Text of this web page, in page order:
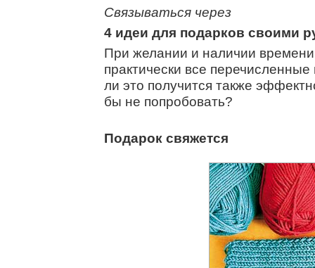
Связываться через
4 идеи для подарков своими
При желании и наличии
практически все
ли это получится также
бы не попробовать?
Подарок свяжется